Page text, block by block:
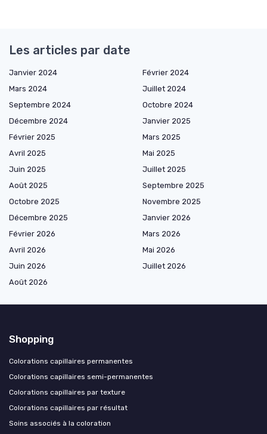
Les articles par date
Janvier 2024
Février 2024
Mars 2024
Juillet 2024
Septembre 2024
Octobre 2024
Décembre 2024
Janvier 2025
Février 2025
Mars 2025
Avril 2025
Mai 2025
Juin 2025
Juillet 2025
Août 2025
Septembre 2025
Octobre 2025
Novembre 2025
Décembre 2025
Janvier 2026
Février 2026
Mars 2026
Avril 2026
Mai 2026
Juin 2026
Juillet 2026
Août 2026
Shopping
Colorations capillaires permanentes
Colorations capillaires semi-permanentes
Colorations capillaires par texture
Colorations capillaires par résultat
Soins associés à la coloration